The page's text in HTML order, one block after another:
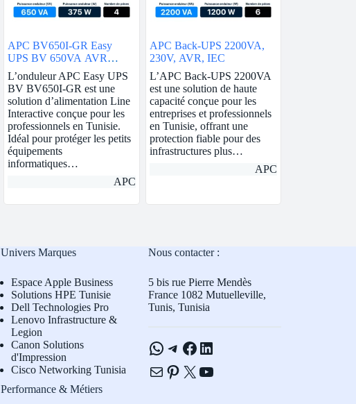
APC BV650I-GR Easy
UPS BV 650VA AVR
Schuko 230V
L’onduleur APC Easy UPS
BV BV650I-GR est une
solution d’alimentation Line
Interactive conçue pour les
professionnels en Tunisie.
Idéal pour protéger les petits
équipements
informatiques…
APC
APC Back-UPS 2200VA,
230V, AVR, IEC
L’APC Back-UPS 2200VA
est une solution de haute
capacité conçue pour les
entreprises et professionnels
en Tunisie, offrant une
protection fiable pour des
infrastructures plus…
APC
Univers Marques
Espace Apple Business
Solutions HPE Tunisie
Dell Technologies Pro
Lenovo Infrastructure &
Legion
Canon Solutions
d'Impression
Cisco Networking Tunisia
Performance & Métiers
Nous contacter :
5 bis rue Pierre Mendès
France 1082 Mutuelleville,
Tunis, Tunisia
WhatsApp
Telegram
Facebook
LinkedIn
E-mailPinterest
X YouTube